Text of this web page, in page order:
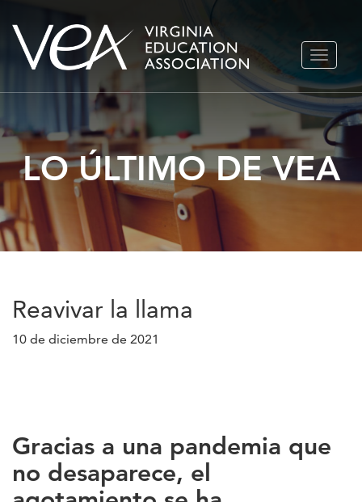
Ir
LO ÚLTIMO DE VEA
Reavivar la llama
10 de diciembre de 2021
Gracias a una pandemia que
no desaparece, el